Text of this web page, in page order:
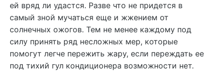
ей вряд ли удастся. Разве что не придется в
самый зной мучаться еще и жжением от
солнечных ожогов. Тем не менее каждому под
силу принять ряд несложных мер, которые
помогут легче пережить жару, если переждать ее
под тихий гул кондиционера возможности нет.